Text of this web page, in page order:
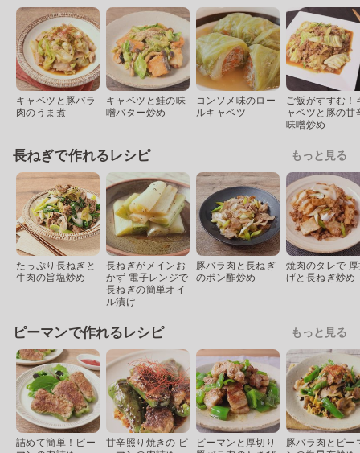
キャベツと豚バラ
肉のうま煮
キャベツと鮭の味
噌バター炒め
コンソメ味のロー
ルキャベツ
ご飯がすすむ！
ャベツと豚の甘
味噌炒め
長ねぎで作れるレシピ もっと見る
たっぷり長ねぎと
牛肉の旨塩炒め
長ねぎがメインお
かず 電子レンジで
長ねぎの簡単オイ
ル漬け
豚バラ肉と長ねぎ
のポン酢炒め
焼肉のタレで
げと長ねぎ炒め
ピーマンで作れるレシピ もっと見る
詰めて簡単！ピー
甘辛照り焼きの ピ
ピーマンと厚切り
豚バラ肉とピー